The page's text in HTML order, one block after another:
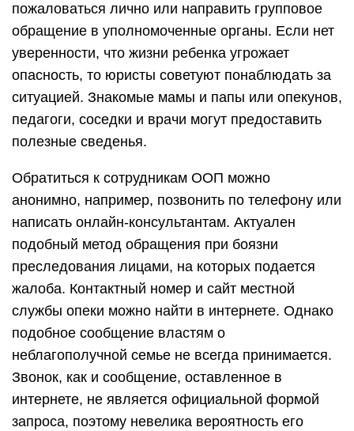
пожаловаться лично или направить групповое
обращение в уполномоченные органы. Если нет
уверенности, что жизни ребенка угрожает
опасность, то юристы советуют понаблюдать за
ситуацией. Знакомые мамы и папы или опекунов,
педагоги, соседки и врачи могут предоставить
полезные сведенья.
Обратиться к сотрудникам ООП можно
анонимно, например, позвонить по телефону или
написать онлайн-консультантам. Актуален
подобный метод обращения при боязни
преследования лицами, на которых подается
жалоба. Контактный номер и сайт местной
службы опеки можно найти в интернете. Однако
подобное сообщение властям о
неблагополучной семье не всегда принимается.
Звонок, как и сообщение, оставленное в
интернете, не является официальной формой
запроса, поэтому невелика вероятность его